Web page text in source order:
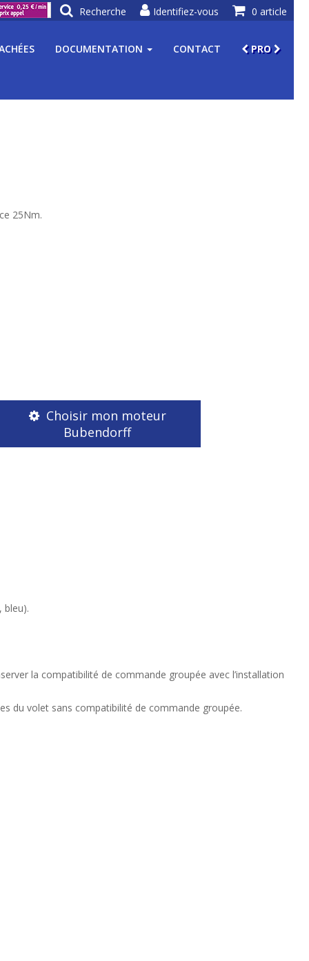
DOCUMENTATION CONTACT PRO
25Nm.
Choisir mon moteur
Bubendorff
bleu).
la compatibilité de commande groupée avec l’installation
du volet sans compatibilité de commande groupée.
0 article
Identifiez-vous
Recherche